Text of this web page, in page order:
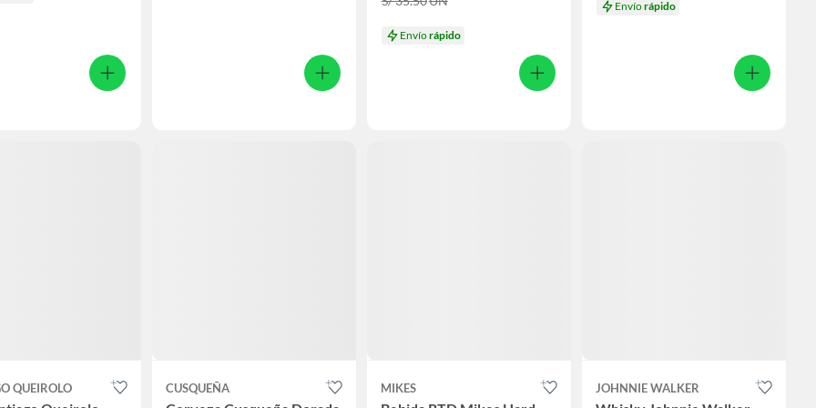
Envíorápido
Envíorápido
QUEIROLO CUSQUEÑA MIKES JOHNNIE WALKER